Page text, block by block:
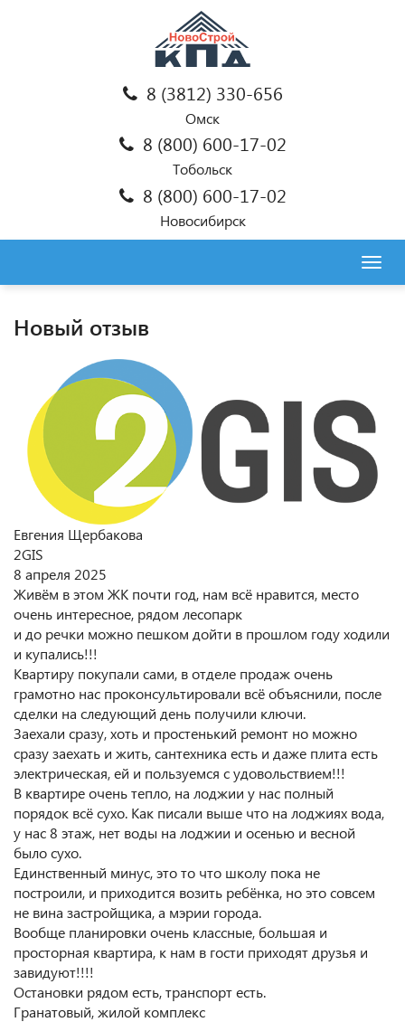
8 (3812) 330-656
Омск
8 (800) 600-17-02
Тобольск
8 (800) 600-17-02
Новосибирск
Новый отзыв
Евгения Щербакова
2GIS
8 апреля 2025
Живём в этом ЖК почти год, нам всё нравится, место
очень интересное, рядом лесопарк
и до речки можно пешком дойти в прошлом году ходили
и купались!!!
Квартиру покупали сами, в отделе продаж очень
грамотно нас проконсультировали всё объяснили, после
сделки на следующий день получили ключи.
Заехали сразу, хоть и простенький ремонт но можно
сразу заехать и жить, сантехника есть и даже плита есть
электрическая, ей и пользуемся с удовольствием!!!
В квартире очень тепло, на лоджии у нас полный
порядок всё сухо. Как писали выше что на лоджиях вода,
у нас 8 этаж, нет воды на лоджии и осенью и весной
было сухо.
Единственный минус, это то что школу пока не
построили, и приходится возить ребёнка, но это совсем
не вина застройщика, а мэрии города.
Вообще планировки очень классные, большая и
просторная квартира, к нам в гости приходят друзья и
завидуют!!!!
Остановки рядом есть, транспорт есть.
Гранатовый, жилой комплекс